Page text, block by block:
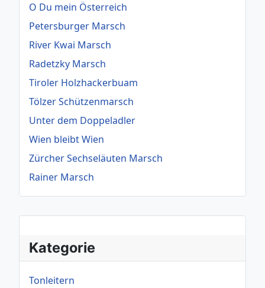
Kategorie
Tonleitern
O Du mein Österreich
Petersburger Marsch
River Kwai Marsch
Radetzky Marsch
Tiroler Holzhackerbuam
Tölzer Schützenmarsch
Unter dem Doppeladler
Wien bleibt Wien
Zürcher Sechseläuten Marsch
Rainer Marsch